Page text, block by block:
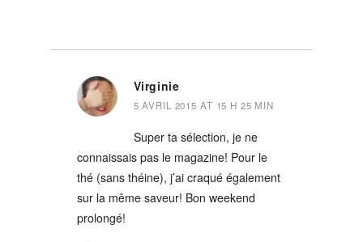
Virginie
5 AVRIL 2015 AT 15 H 25 MIN
Super ta sélection, je ne
connaissais pas le magazine! Pour le
thé (sans théine), j’ai craqué également
sur la même saveur! Bon weekend
prolongé!